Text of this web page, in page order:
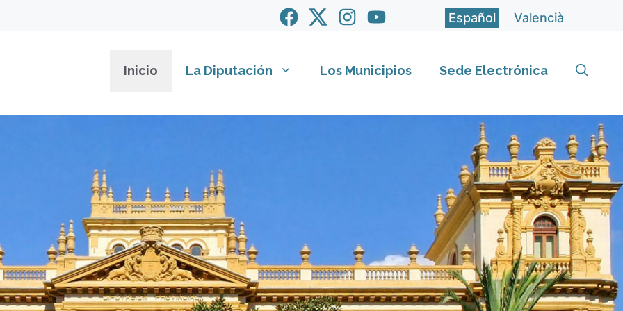
Español Valencià
Inicio La Diputación Los Municipios Sede Electrónica